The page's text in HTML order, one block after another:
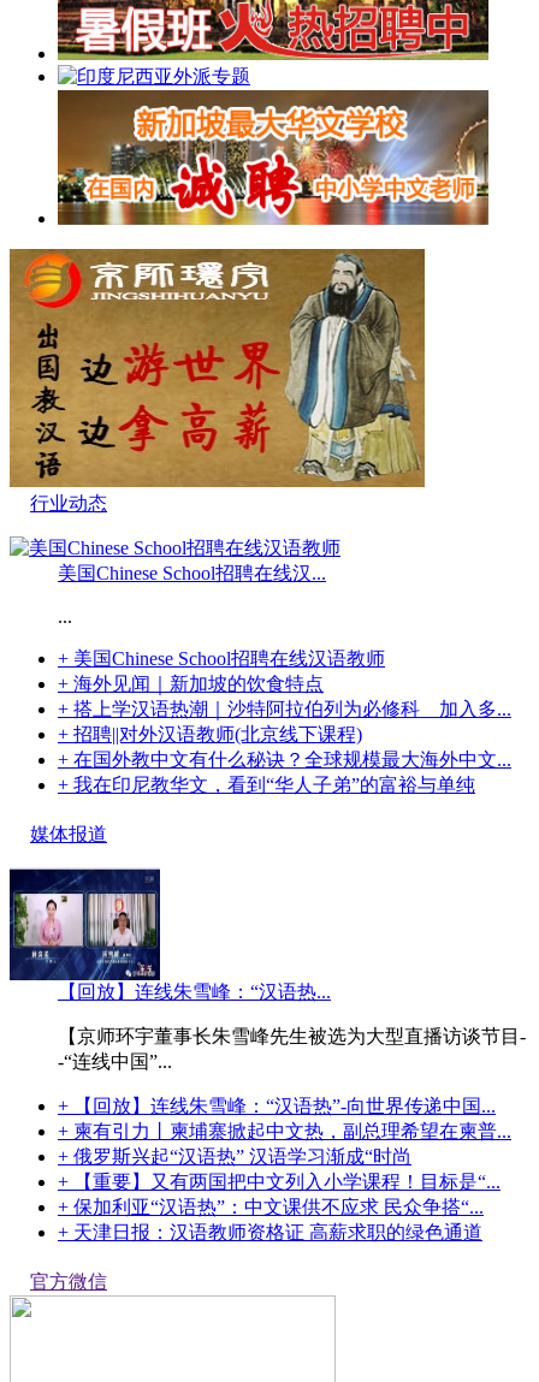
行业动态
美国Chinese School招聘在线汉...
...
+ 美国Chinese School招聘在线汉语教师
+ 海外见闻｜新加坡的饮食特点
+ 搭上学汉语热潮｜沙特阿拉伯列为必修科 加入多...
+ 招聘||对外汉语教师(北京线下课程)
+ 在国外教中文有什么秘诀？全球规模最大海外中文...
+ 我在印尼教华文，看到“华人子弟”的富裕与单纯
媒体报道
【回放】连线朱雪峰：“汉语热...
【京师环宇董事长朱雪峰先生被选为大型直播访谈节目-
-“连线中国”...
+ 【回放】连线朱雪峰：“汉语热”-向世界传递中国...
+ 柬有引力丨柬埔寨掀起中文热，副总理希望在柬普...
+ 俄罗斯兴起“汉语热” 汉语学习渐成“时尚
+ 【重要】又有两国把中文列入小学课程！目标是“...
+ 保加利亚“汉语热”：中文课供不应求 民众争搭“...
+ 天津日报：汉语教师资格证 高薪求职的绿色通道
官方微信